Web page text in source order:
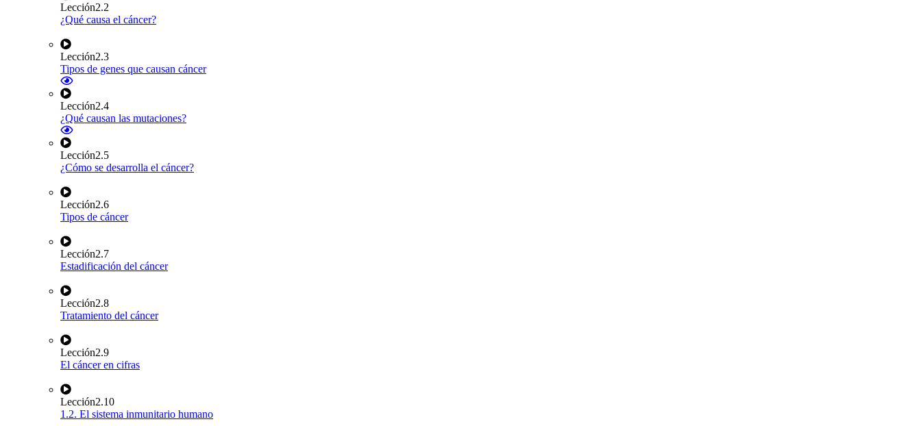
Lección2.2
¿Qué causa el cáncer?
Lección2.3
Tipos de genes que causan cáncer
Lección2.4
¿Qué causan las mutaciones?
Lección2.5
¿Cómo se desarrolla el cáncer?
Lección2.6
Tipos de cáncer
Lección2.7
Estadificación del cáncer
Lección2.8
Tratamiento del cáncer
Lección2.9
El cáncer en cifras
Lección2.10
1.2. El sistema inmunitario humano